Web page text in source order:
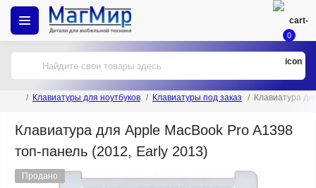
0
Клавиатуры для ноутбуков Клавиатуры под заказ Клавиатура
Клавиатура для Apple MacBook Pro A1398
топ-панель (2012, Early 2013)
Продано